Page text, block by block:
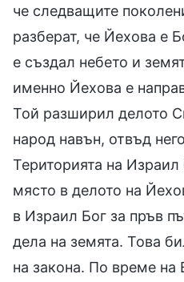
че следващите
разберат, че Йехова е
е създал небето и
именно Йехова е
Той разширил делото
народ навън, отвъд
Територията на Израил
място в делото на
в Израил Бог за пръв
дела на земята. Това
на закона. По време на